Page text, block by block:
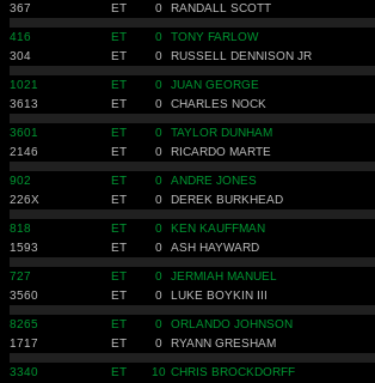
367
ET 0 RANDALL SCOTT
416 ET 0 TONY FARLOW
304
ET 0 RUSSELL DENNISON JR
1021 ET 0 JUAN GEORGE
3613
ET 0 CHARLES NOCK
3601 ET 0 TAYLOR DUNHAM
2146
ET 0 RICARDO MARTE
902 ET 0 ANDRE JONES
226X
ET 0 DEREK BURKHEAD
818 ET 0 KEN KAUFFMAN
1593
ET 0 ASH HAYWARD
727 ET 0 JERMIAH MANUEL
3560
ET 0 LUKE BOYKIN III
8265 ET 0 ORLANDO JOHNSON
1717
ET 0 RYANN GRESHAM
3340 ET 10 CHRIS BROCKDORFF